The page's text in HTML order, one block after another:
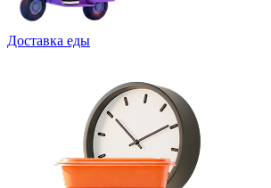
Доставка еды